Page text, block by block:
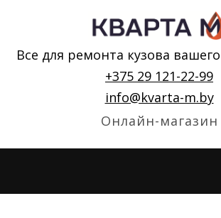
Все для ремонта кузова
+375 29 121-22-99
info@kvarta-m.by
Онлайн-магазин